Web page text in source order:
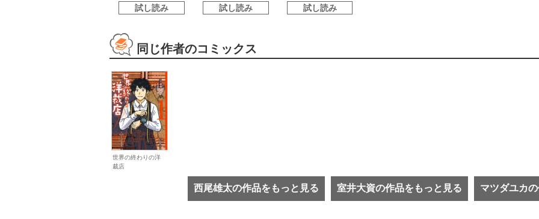
試し読み 試し読み 試し読み
同じ作者のコミックス
世界の終わりの洋
裁店
西尾雄太の作品をもっと見る 室井大資の作品をもっと見る マツダユカ